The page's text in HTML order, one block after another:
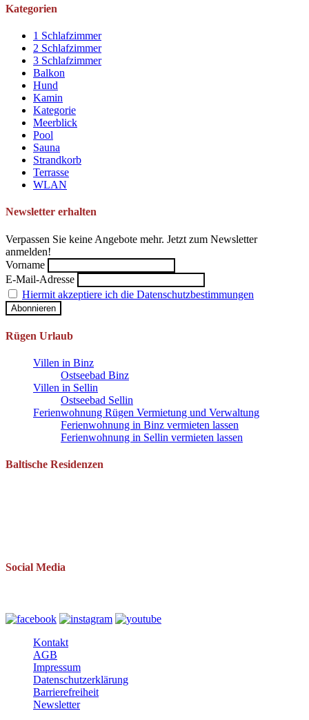
Kategorien
1 Schlafzimmer
2 Schlafzimmer
3 Schlafzimmer
Balkon
Hund
Kamin
Kategorie
Meerblick
Pool
Sauna
Strandkorb
Terrasse
WLAN
Newsletter erhalten
Verpassen Sie keine Angebote mehr. Jetzt zum Newsletter
anmelden!
Vorname
E-Mail-Adresse
Hiermit akzeptiere ich die Datenschutzbestimmungen
Rügen Urlaub
Villen in Binz
Ostseebad Binz
Villen in Sellin
Ostseebad Sellin
Ferienwohnung Rügen Vermietung und Verwaltung
Ferienwohnung in Binz vermieten lassen
Ferienwohnung in Sellin vermieten lassen
Baltische Residenzen
Social Media
Kontakt
AGB
Impressum
Datenschutzerklärung
Barrierefreiheit
Newsletter